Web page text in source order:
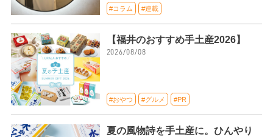
#コラム #連載
【福井のおすすめ手土産2026】
2026/08/08
#おやつ #グルメ #PR
夏の風物詩を手土産に。ひんやり